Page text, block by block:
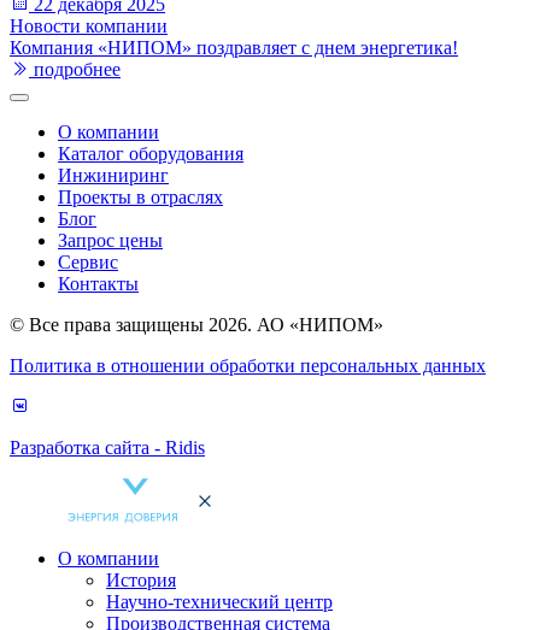
22 декабря 2025
Новости компании
Компания «НИПОМ» поздравляет с днем энергетика!
подробнее
О компании
Каталог оборудования
Инжиниринг
Проекты в отраслях
Блог
Запрос цены
Сервис
Контакты
© Все права защищены 2026. АО «НИПОМ»
Политика в отношении обработки персональных данных
Разработка сайта - Ridis
О компании
История
Научно-технический центр
Производственная система